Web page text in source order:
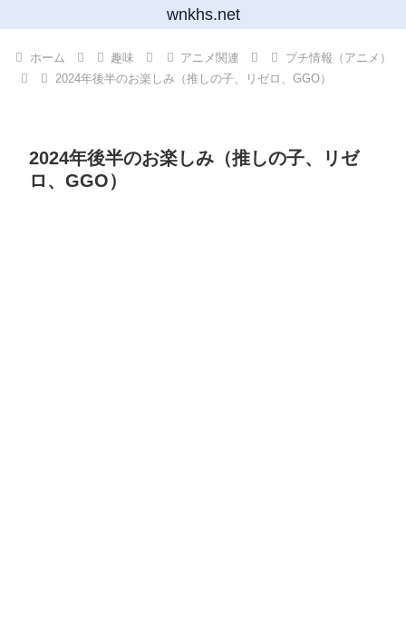
wnkhs.net
ホーム 趣味 アニメ関連
プチ情報（アニメ）
2024年後半のお楽しみ（推しの子、リゼロ、GGO）
2024年後半のお楽しみ（推しの子、リゼ
ロ、GGO）